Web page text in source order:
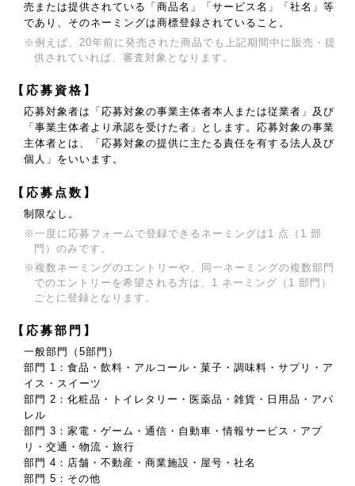
売または提供されている 「商品名」「サービス名」「社名」等
であり、そのネーミングは商標登録されていること。
※例えば、20年前に発売された商品でも上記期間中に販売・提
供されていれば、審査対象となります。
【応募資格】
応募対象者は「応募対象の事業主体者本人または従業者」及び
「事業主体者より承認を受けた者」とします。 応募対象の事業
主体者とは、「応募対象の提供に主たる責任を有する法人及び
個人」をいいます。
【応募点数】
制限なし。
※一度に応募フォームで登録できるネーミングは1 点（1 部
門）のみです。
※複数ネーミングのエントリーや、同一ネーミングの複数部門
でのエントリーを希望される方は、 1 ネーミング（1 部門）
ごとに登録となります。
【応募部門】
一般部門（5部門）
部門 1：食品・飲料・アルコール・菓子・調味料・サプリ・ア
イス・スイーツ
部門 2：化粧品・トイレタリー・医薬品・雑貨・日用品・アパ
レル
部門 3：家電・ゲーム・通信・自動車・情報サービス・アプ
リ・交通・物流・旅行
部門 4：店舗・不動産・商業施設・屋号・社名
部門 5：その他